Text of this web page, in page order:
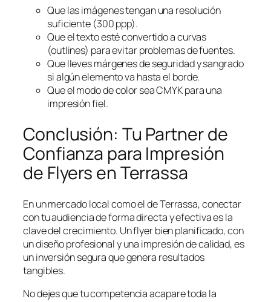
Que las imágenes tengan una resolución
suficiente (300 ppp).
Que el texto esté convertido a curvas
(outlines) para evitar problemas de fuentes.
Que lleves márgenes de seguridad y sangrado
si algún elemento va hasta el borde.
Que el modo de color sea CMYK para una
impresión fiel.
Conclusión: Tu Partner de
Confianza para Impresión
de Flyers en Terrassa
En un mercado local como el de Terrassa, conectar
con tu audiencia de forma directa y efectiva es la
clave del crecimiento. Un flyer bien planificado, con
un diseño profesional y una impresión de calidad, es
un inversión segura que genera resultados
tangibles.
No dejes que tu competencia acapare toda la